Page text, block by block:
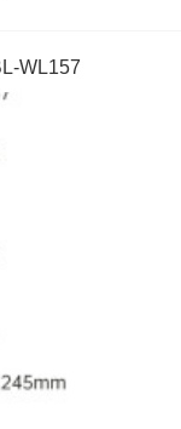
WL157